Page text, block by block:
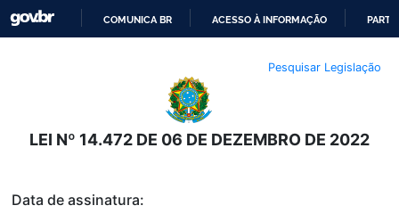
O
CONTEÚDO
COMUNICA BR ACESSO À INFORMAÇÃO
Pesquisar Legislação
LEI Nº 14.472 DE 06 DE DEZEMBRO DE 2022
Data de assinatura: